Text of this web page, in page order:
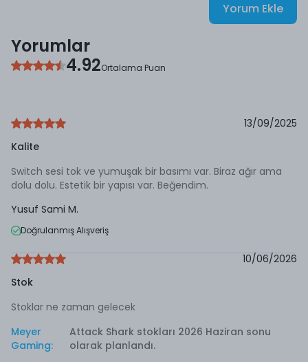
Yorum Ekle
Yorumlar
4.92Ortalama Puan
Yusuf Sami M.
Doğrulanmış Alışveriş
13/09/2025
Kalite
Switch sesi tok ve yumuşak bir basımı var. Biraz ağır ama
dolu dolu. Estetik bir yapısı var. Beğendim.
10/06/2026
Stok
Stoklar ne zaman gelecek
Meyer
Gaming:
Attack Shark stokları 2026 Haziran sonu
olarak planlandı.